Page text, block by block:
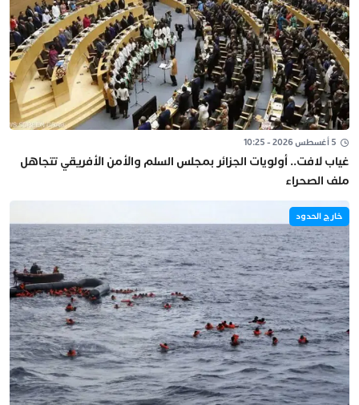
5 أغسطس 2026 - 10:25
غياب لافت.. أولويات الجزائر بمجلس السلم والأمن الأفريقي تتجاهل
ملف الصحراء
خارج الحدود